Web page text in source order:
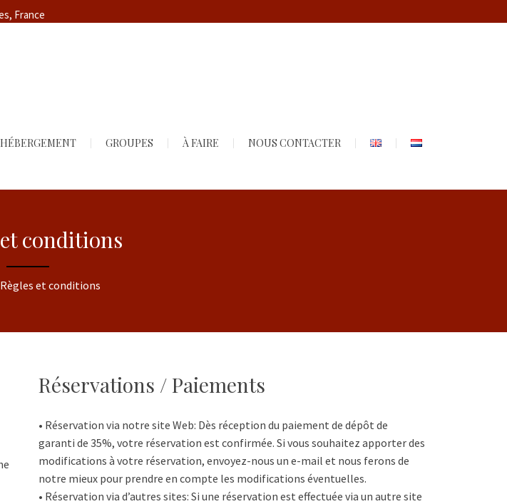
France
HÉBERGEMENT GROUPES À FAIRE NOUS CONTACTER
conditions
Règles et conditions
Réservations / Paiements
• Réservation via notre site Web: Dès réception du paiement de dépôt de
garanti de 35%, votre réservation est confirmée. Si vous souhaitez apporter des
modifications à votre réservation, envoyez-nous un e-mail et nous ferons de
notre mieux pour prendre en compte les modifications éventuelles.
• Réservation via d’autres sites: Si une réservation est effectuée via un autre site